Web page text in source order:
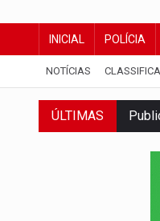
INICIAL POLÍCIA
NOTÍCIAS
ÚLTIMAS RO
'OS